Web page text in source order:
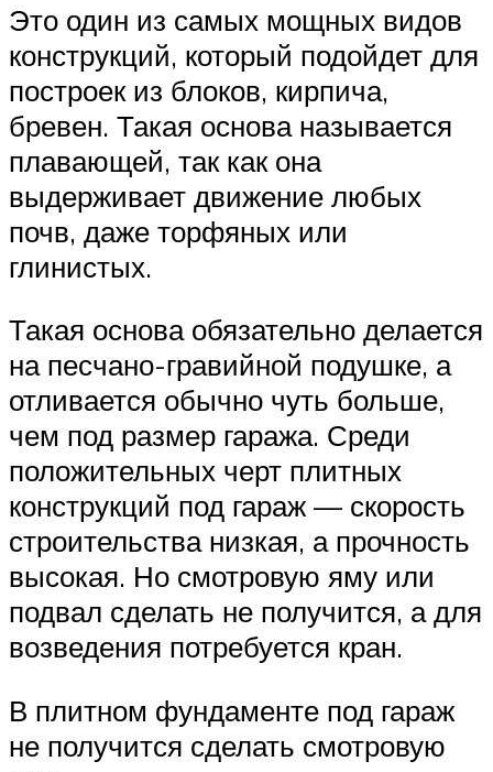
Это один из самых мощных видов
конструкций, который подойдет для
построек из блоков, кирпича,
бревен. Такая основа называется
плавающей, так как она
выдерживает движение любых
почв, даже торфяных или
глинистых.
Такая основа обязательно делается
на песчано-гравийной подушке, а
отливается обычно чуть больше,
чем под размер гаража. Среди
положительных черт плитных
конструкций под гараж — скорость
строительства низкая, а прочность
высокая. Но смотровую яму или
подвал сделать не получится, а для
возведения потребуется кран.
В плитном фундаменте под гараж
не получится сделать смотровую